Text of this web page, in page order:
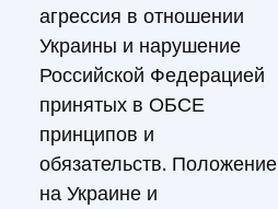
агрессия в отношении
Украины и нарушение
Российской Федерацией
принятых в ОБСЕ
принципов и
обязательств. Положение
на Украине и